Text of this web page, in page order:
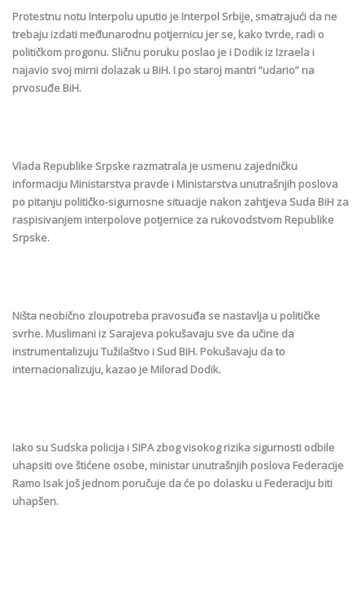
Protestnu notu Interpolu uputio je Interpol Srbije, smatrajući da ne
trebaju izdati međunarodnu potjernicu jer se, kako tvrde, radi o
političkom progonu. Sličnu poruku poslao je i Dodik iz Izraela i
najavio svoj mirni dolazak u BiH. I po staroj mantri “udario” na
prvosuđe BiH.
Vlada Republike Srpske razmatrala je usmenu zajedničku
informaciju Ministarstva pravde i Ministarstva unutrašnjih poslova
po pitanju političko-sigurnosne situacije nakon zahtjeva Suda BiH za
raspisivanjem interpolove potjernice za rukovodstvom Republike
Srpske.
Ništa neobično zloupotreba pravosuđa se nastavlja u političke
svrhe. Muslimani iz Sarajeva pokušavaju sve da učine da
instrumentalizuju Tužilaštvo i Sud BiH. Pokušavaju da to
internacionalizuju, kazao je Milorad Dodik.
Iako su Sudska policija i SIPA zbog visokog rizika sigurnosti odbile
uhapsiti ove štićene osobe, ministar unutrašnjih poslova Federacije
Ramo Isak još jednom poručuje da će po dolasku u Federaciju biti
uhapšen.